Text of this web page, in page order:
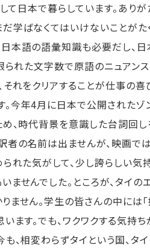
日本で暮らしています。あり
学ばなくてはいけないことがた
本語の語彙知識も必要だし、
られた文字数で原語のニュアン
れをクリアすることが仕事の喜
今年4月に日本で公開されたゾ
、時代背景を意識した台詞回
者の名前は出ませんが、映画
れた気がして、少し誇らしい気
せんでした。ところが、タイの
せん。学生の皆さんの中には「
ます。でも、ワクワクする気持
、相変わらずタイという国、タ